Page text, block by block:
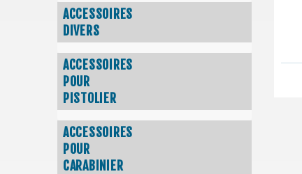
ACCESSOIRES
DIVERS
ACCESSOIRES
POUR
PISTOLIER
ACCESSOIRES
POUR
CARABINIER